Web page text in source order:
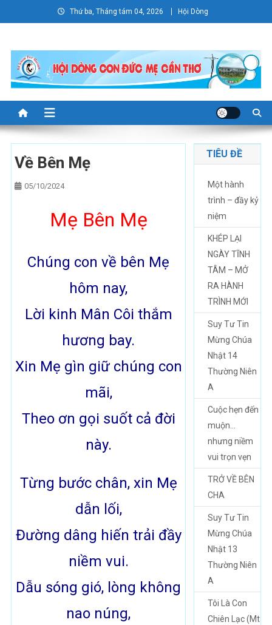
to
Thứ ba, Tháng tám 04, 2026 Hội Dòng
Về Bên Mẹ
05/10/2024
Mẹ Bên Mẹ
Chúng con về bên Mẹ
hôm nay,
Lời kinh Mân Côi thắm
hương bay.
Xin Mẹ gìn giữ chúng con
mãi,
Theo ơn gọi suốt cả đời
này.
Từng bước chân, xin Mẹ
dẫn lối,
Đường dâng hiến trải đầy
niềm vui.
Dẫu sóng gió, lòng không
nao núng,
TIÊU ĐỀ
Một hành
trình – đầy kỷ
niệm
KHÉP LẠI
NGÀY TĨNH
TÂM – MỞ
RA HÀNH
TRÌNH MỚI
Suy Tư Tin
Mừng Chúa
Nhật 14
Thường Niên
A
Cuộc hẹn đến
muộn…
nhưng niềm
vui trọn vẹn
TRỞ VỀ BÊN
CHA
Suy Tư Tin
Mừng Chúa
Nhật 13
Thường Niên
A
Tôi Là Con
Chiên Lạc (Mt